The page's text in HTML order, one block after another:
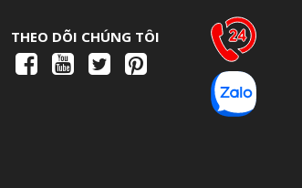
THEO DÕI CHÚNG TÔI